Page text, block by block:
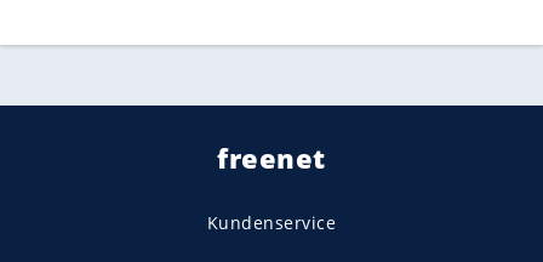
freenet
Kundenservice